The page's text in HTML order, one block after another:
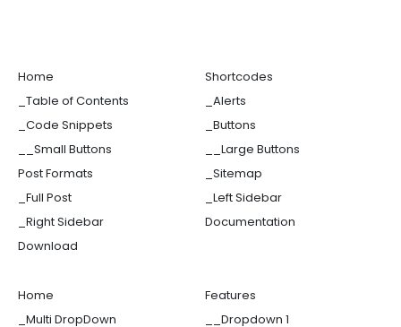
Home
Shortcodes
_Table of Contents
_Alerts
_Code Snippets
_Buttons
__Small Buttons
__Large Buttons
Post Formats
_Sitemap
_Full Post
_Left Sidebar
_Right Sidebar
Documentation
Download
Home
Features
_Multi DropDown
__Dropdown 1